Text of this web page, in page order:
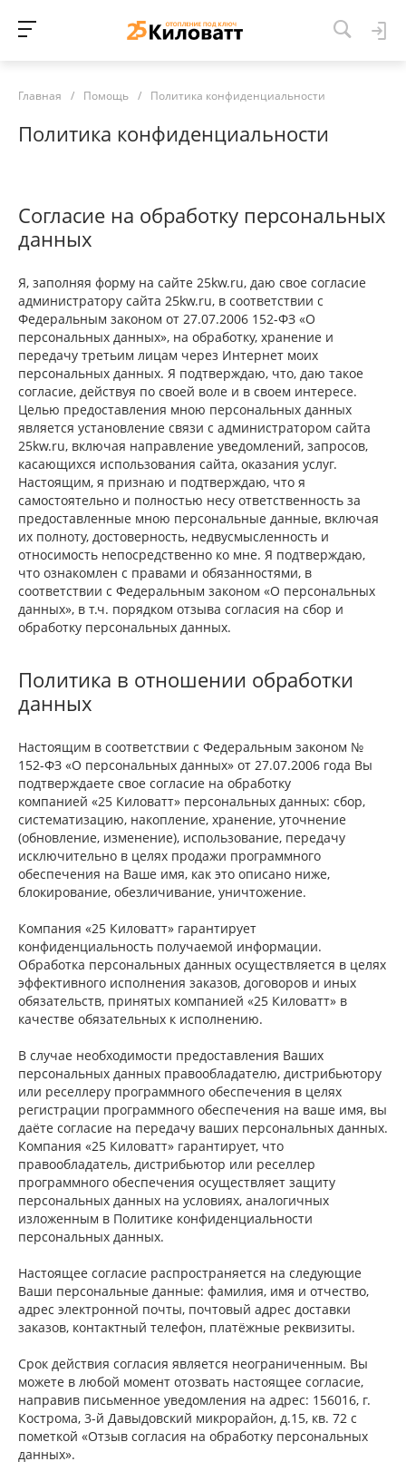
Главная / Помощь / Политика конфиденциальности
Политика конфиденциальности
Согласие на обработку персональных
данных
Я, заполняя форму на сайте 25kw.ru, даю свое согласие
администратору сайта 25kw.ru, в соответствии с
Федеральным законом от 27.07.2006 152-ФЗ «О
персональных данных», на обработку, хранение и
передачу третьим лицам через Интернет моих
персональных данных. Я подтверждаю, что, даю такое
согласие, действуя по своей воле и в своем интересе.
Целью предоставления мною персональных данных
является установление связи с администратором сайта
25kw.ru, включая направление уведомлений, запросов,
касающихся использования сайта, оказания услуг.
Настоящим, я признаю и подтверждаю, что я
самостоятельно и полностью несу ответственность за
предоставленные мною персональные данные, включая
их полноту, достоверность, недвусмысленность и
относимость непосредственно ко мне. Я подтверждаю,
что ознакомлен с правами и обязанностями, в
соответствии с Федеральным законом «О персональных
данных», в т.ч. порядком отзыва согласия на сбор и
обработку персональных данных.
Политика в отношении обработки
данных
Настоящим в соответствии с Федеральным законом №
152-ФЗ «О персональных данных» от 27.07.2006 года Вы
подтверждаете свое согласие на обработку
компанией «25 Киловатт» персональных данных: сбор,
систематизацию, накопление, хранение, уточнение
(обновление, изменение), использование, передачу
исключительно в целях продажи программного
обеспечения на Ваше имя, как это описано ниже,
блокирование, обезличивание, уничтожение.
Компания «25 Киловатт» гарантирует
конфиденциальность получаемой информации.
Обработка персональных данных осуществляется в целях
эффективного исполнения заказов, договоров и иных
обязательств, принятых компанией «25 Киловатт» в
качестве обязательных к исполнению.
В случае необходимости предоставления Ваших
персональных данных правообладателю, дистрибьютору
или реселлеру программного обеспечения в целях
регистрации программного обеспечения на ваше имя, вы
даёте согласие на передачу ваших персональных данных.
Компания «25 Киловатт» гарантирует, что
правообладатель, дистрибьютор или реселлер
программного обеспечения осуществляет защиту
персональных данных на условиях, аналогичных
изложенным в Политике конфиденциальности
персональных данных.
Настоящее согласие распространяется на следующие
Ваши персональные данные: фамилия, имя и отчество,
адрес электронной почты, почтовый адрес доставки
заказов, контактный телефон, платёжные реквизиты.
Срок действия согласия является неограниченным. Вы
можете в любой момент отозвать настоящее согласие,
направив письменное уведомления на адрес: 156016, г.
Кострома, 3-й Давыдовский микрорайон, д.15, кв. 72 с
пометкой «Отзыв согласия на обработку персональных
данных».